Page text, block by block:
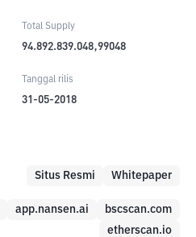
Total Supply
94.892.839.048,99048
Tanggal rilis
31-05-2018
Situs Resmi Whitepaper
app.nansen.ai
bscscan.com
etherscan.io